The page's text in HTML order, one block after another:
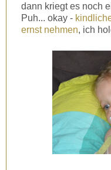
dann kriegt es noch
Puh... okay -
ernst nehmen, ich